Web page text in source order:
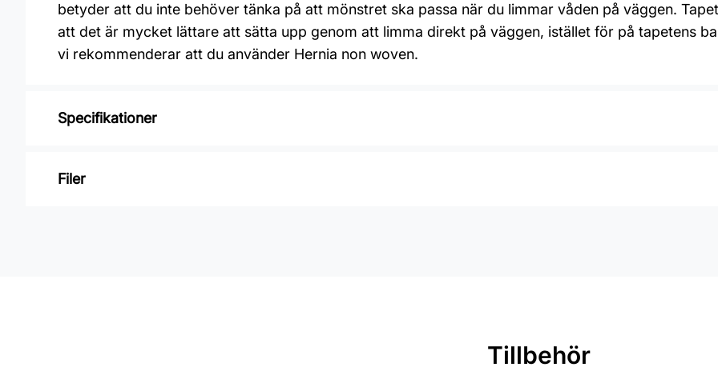
betyder att du inte behöver tänka på att mönstret ska passa när du limmar våden på väggen.
att det är mycket lättare att sätta upp genom att limma direkt på väggen, istället för på tapetens
vi rekommenderar att du använder Hernia non woven.
Specifikationer
Varumärke: Midbec Tapeter
Filer
Tillbehör